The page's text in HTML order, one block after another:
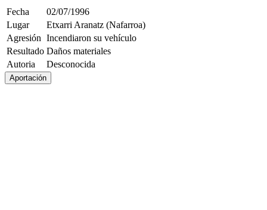
Fecha
02/07/1996
Lugar
Etxarri Aranatz (Nafarroa)
Agresión Incendiaron su vehículo
Resultado Daños materiales
Autoria
Desconocida